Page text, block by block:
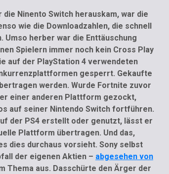
Ninento Switch herauskam, war die
wie die Downloadzahlen, die schnell
herber war die Enttäuschung
Spielern immer noch kein Cross Play
auf der PlayStation 4 verwendeten
gesperrt. Gekaufte
werden. Wurde Fortnite zuvor
einer anderen Plattform gezockt,
auf seiner Nintendo Switch fortführen.
der PS4 erstellt oder genutzt, lässt er
Plattform übertragen. Und das,
dies durchaus vorsieht. Sony selbst
der eigenen Aktien – abgesehen von
Thema aus. Dasschürte den Ärger der